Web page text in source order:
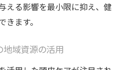
のポイントとその効果
ロンが誇る技術とサービ
がもたらす頭皮ケアの進
える影響を最小限に抑え、健
ます。
地域資源の活用